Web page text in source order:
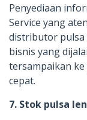
Penyediaan
Service yang
distributor pulsa
bisnis yang
tersampaikan
cepat.
7. Stok pulsa